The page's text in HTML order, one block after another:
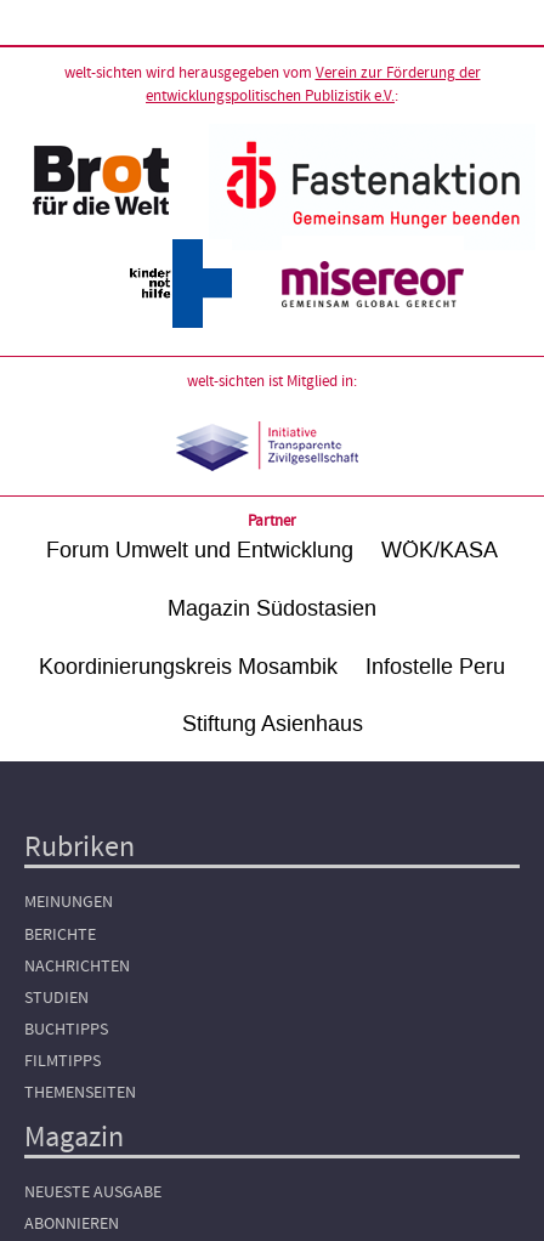
welt-sichten wird herausgegeben vom Verein zur Förderung der
entwicklungspolitischen Publizistik e.V.:
welt-sichten ist Mitglied in:
Partner
Forum Umwelt und Entwicklung WÖK/KASA
Magazin Südostasien
Koordinierungskreis Mosambik Infostelle Peru
Stiftung Asienhaus
Hauptnavigation
Rubriken
MEINUNGEN
BERICHTE
NACHRICHTEN
STUDIEN
BUCHTIPPS
FILMTIPPS
THEMENSEITEN
Magazin
NEUESTE AUSGABE
ABONNIEREN